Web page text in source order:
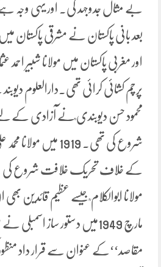
بے مثال جدوجہد کی۔ اور یہی وجہ
بعد بانی پاکستان نے مشرقی پاکستان میں
اور مغربی پاکستان میں مولانا شبیر
پرچم کشائی کرائی تھی۔دارالعلوم دیوبند
محمود حسن دیوبندی ؒنے آزادی کے
شروع کی تھی۔ 1919 میں
کے خلاف تحریک خلافت شروع کی ۔
مولانا ابوالکلام ؒ جیسے عظیم قائدین
مارچ 1949میں دستور ساز اسمبلی
مقاصد‘‘کے عنوان سے قرار داد منظور